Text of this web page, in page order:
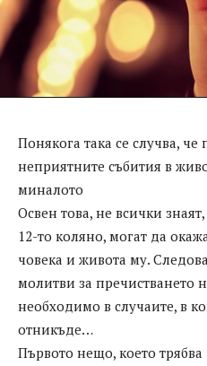
Понякога така се случва,
неприятните събития в
миналото
Освен това, не всички
12-то коляно, могат да
човека и живота му.
молитви за пречистването
необходимо в случаите, в
отникъде…
Първото нещо, което